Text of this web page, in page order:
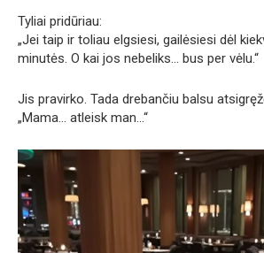
Tyliai pridūriau:
„Jei taip ir toliau elgsiesi, gailėsiesi dėl
minutės. O kai jos nebeliks… bus per vėlu.“
Jis pravirko. Tada drebančiu balsu
„Mama… atleisk man…“